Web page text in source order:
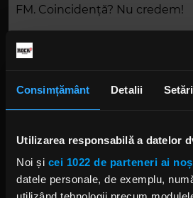
Consimțământ Detalii
Utilizarea responsabilă a datelor
Noi și cei 1022 de parteneri ai
datele personale, de exemplu,
FM. Coincidență? Nu credem!
MG la Electric Castle -
19 IULIE 2026 –